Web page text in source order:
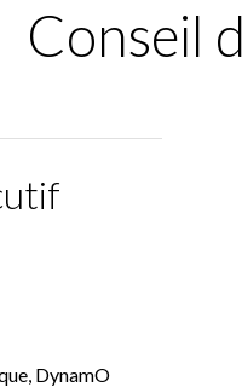
Conseil
DynamO